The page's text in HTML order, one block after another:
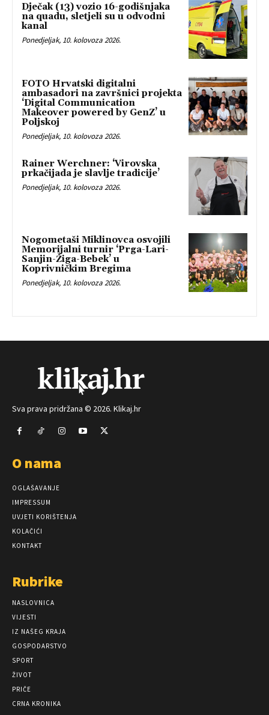
Dječak (13) vozio 16-godišnjaka
na quadu, sletjeli su u odvodni
kanal
Ponedjeljak, 10. kolovoza 2026.
FOTO Hrvatski digitalni
ambasadori na završnici projekta
‘Digital Communication
Makeover powered by GenZ’ u
Poljskoj
Ponedjeljak, 10. kolovoza 2026.
Rainer Werchner: ‘Virovska
prkačijada je slavlje tradicije’
Ponedjeljak, 10. kolovoza 2026.
Nogometaši Miklinovca osvojili
Memorijalni turnir ‘Prga-Lari-
Sanjin-Žiga-Bebek’ u
Koprivničkim Bregima
Ponedjeljak, 10. kolovoza 2026.
Sva prava pridržana © 2026. Klikaj.hr
O nama
OGLAŠAVANJE
IMPRESSUM
UVJETI KORIŠTENJA
KOLAČIĆI
KONTAKT
Rubrike
NASLOVNICA
VIJESTI
IZ NAŠEG KRAJA
GOSPODARSTVO
SPORT
ŽIVOT
PRIČE
CRNA KRONIKA